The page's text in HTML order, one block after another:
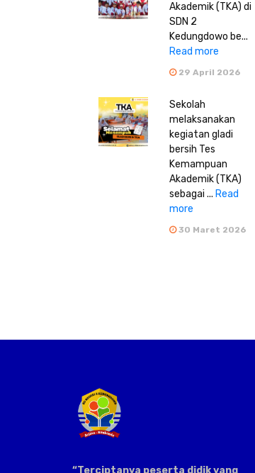
Akademik (TKA) di
SDN 2
Kedungdowo be...
Read more
29 April 2026
Sekolah
melaksanakan
kegiatan gladi
bersih Tes
Kemampuan
Akademik (TKA)
sebagai ... Read
more
30 Maret 2026
“Terciptanya peserta didik yang